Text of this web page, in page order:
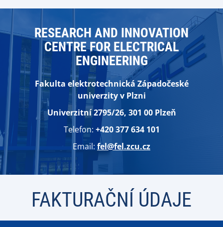
RESEARCH AND INNOVATION
CENTRE FOR ELECTRICAL
ENGINEERING
Fakulta elektrotechnická Západočeské
univerzity v Plzni
Univerzitní 2795/26, 301 00 Plzeň
Telefon: +420 377 634 101
Email: fel@fel.zcu.cz
FAKTURAČNÍ ÚDAJE